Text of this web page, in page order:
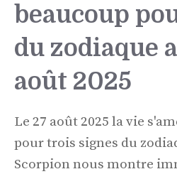
beaucoup
du zodiaque
août 2025
Le 27 août 2025 la vie
pour trois signes du
Scorpion nous montre